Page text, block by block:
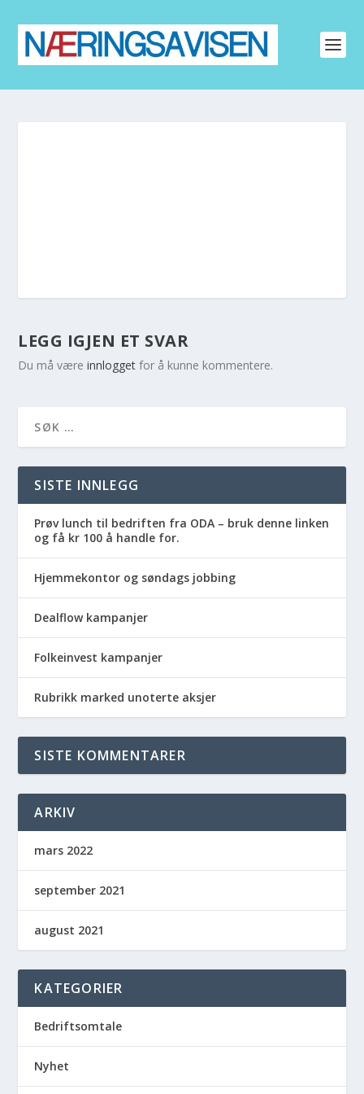
LEGG IGJEN ET SVAR
Du må væreinnlogget for å kunne kommentere.
SISTE INNLEGG
Prøv lunch til bedriften fra ODA – bruk denne linken
og få kr 100 å handle for.
Hjemmekontor og søndags jobbing
Dealflow kampanjer
Folkeinvest kampanjer
Rubrikk marked unoterte aksjer
SISTE KOMMENTARER
ARKIV
mars 2022
september 2021
august 2021
KATEGORIER
Bedriftsomtale
Nyhet